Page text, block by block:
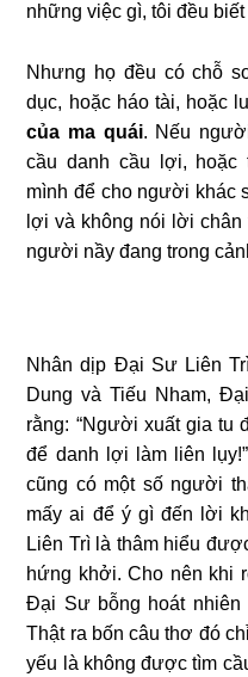
những việc gì, tôi đều
Nhưng họ đều có chỗ
dục, hoặc háo tài, hoặc
của ma quái. Nếu
cầu danh cầu lợi, hoặc
mình để cho người khác
lợi và không nói lời chân
người nầy đang trong
Nhân dịp Đại Sư Liên
Dung và Tiếu Nham,
rằng: “Người xuất gia
để danh lợi làm liên
cũng có một số người
mấy ai để ý gì đến lời
Liên Trì là thâm hiểu
hứng khởi. Cho nên khi
Đại Sư bỗng hoát nhiên
Thật ra bốn câu thơ đó
yếu là không được tìm